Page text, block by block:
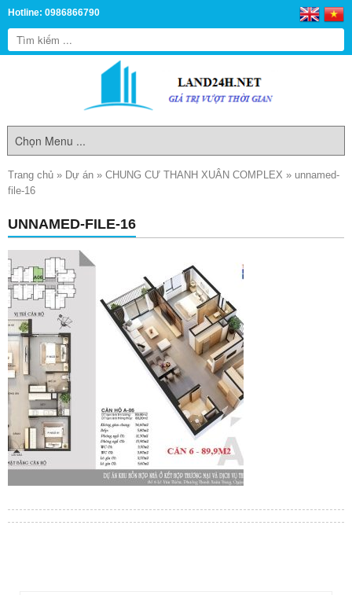
Hotline: 0986866790
Trang chủ » Dự án » CHUNG CƯ THANH XUÂN COMPLEX » unnamed-
file-16
UNNAMED-FILE-16